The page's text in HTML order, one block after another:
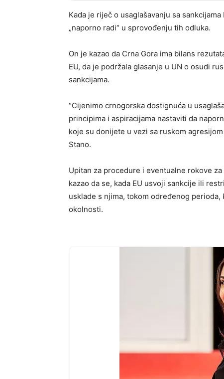
Kada je riječ o usaglašavanju sa
„naporno radi“ u sprovođenju tih odluka.
On je kazao da Crna Gora ima bilans
EU, da je podržala glasanje u UN o osudi
sankcijama.
“Cijenimo crnogorska dostignuća u
principima i aspiracijama nastaviti da
koje su donijete u vezi sa ruskom
Stano.
Upitan za procedure i eventualne rokove
kazao da se, kada EU usvoji sankcije ili
usklade s njima, tokom određenog
okolnosti.